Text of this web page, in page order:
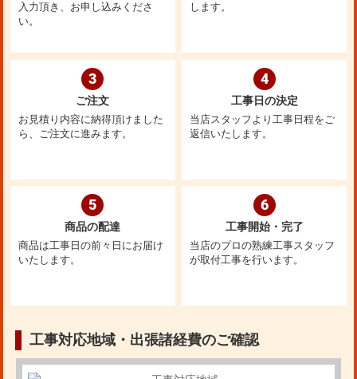
入力頂き、お申し込みくださ
い。
します。
3
ご注文
お見積り内容に納得頂けました
ら、ご注文に進みます。
4
工事日の決定
当店スタッフより工事日程をご
返信いたします。
5
商品の配達
商品は工事日の前々日にお届け
いたします。
6
工事開始・完了
当店のプロの熟練工事スタッフ
が取付工事を行います。
工事対応地域・出張諸経費のご確認